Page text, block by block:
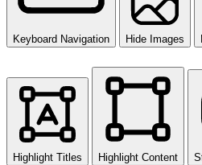
Keyboard Navigation Hide Images
Highlight Titles Highlight Content